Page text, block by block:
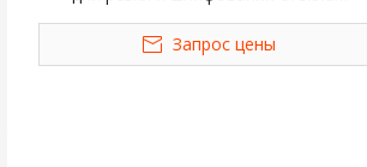
Ультратонкое пильное полотно для
спеченной керамогранитной плитки с
нефритовым кристаллом
Запрос цены